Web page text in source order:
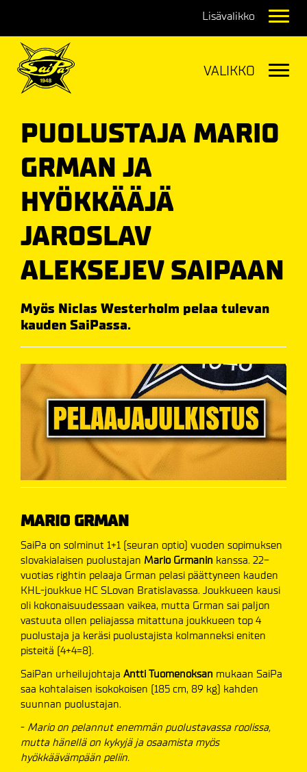
PUOLUSTAJA MARIO
GRMAN JA
HYÖKKÄÄJÄ
JAROSLAV
ALEKSEJEV SAIPAAN
Myös Niclas Westerholm pelaa tulevan
kauden SaiPassa.
MARIO GRMAN
SaiPa on solminut 1+1 (seuran optio) vuoden sopimuksen
slovakialaisen puolustajan Mario Grmanin kanssa. 22-
vuotias rightin pelaaja Grman pelasi päättyneen kauden
KHL-joukkue HC SLovan Bratislavassa. Joukkueen kausi
oli kokonaisuudessaan vaikea, mutta Grman sai paljon
vastuuta ollen peliajassa mitattuna joukkueen top 4
puolustaja ja keräsi puolustajista kolmanneksi eniten
pisteitä (4+4=8).
SaiPan urheilujohtaja Antti Tuomenoksan mukaan SaiPa
saa kohtalaisen isokokoisen (185 cm, 89 kg) kahden
suunnan puolustajan.
- Mario on pelannut enemmän puolustavassa roolissa,
mutta hänellä on kykyjä ja osaamista myös
hyökkäävämpään peliin.